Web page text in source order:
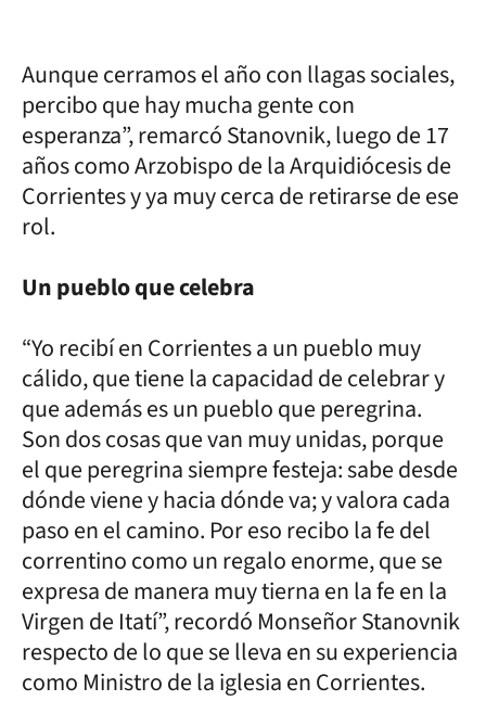
Aunque cerramos el año con llagas sociales,
percibo que hay mucha gente con
esperanza”, remarcó Stanovnik, luego de 17
años como Arzobispo de la Arquidiócesis de
Corrientes y ya muy cerca de retirarse de ese
rol.
Un pueblo que celebra
“Yo recibí en Corrientes a un pueblo muy
cálido, que tiene la capacidad de celebrar y
que además es un pueblo que peregrina.
Son dos cosas que van muy unidas, porque
el que peregrina siempre festeja: sabe desde
dónde viene y hacia dónde va; y valora cada
paso en el camino. Por eso recibo la fe del
correntino como un regalo enorme, que se
expresa de manera muy tierna en la fe en la
Virgen de Itatí”, recordó Monseñor Stanovnik
respecto de lo que se lleva en su experiencia
como Ministro de la iglesia en Corrientes.